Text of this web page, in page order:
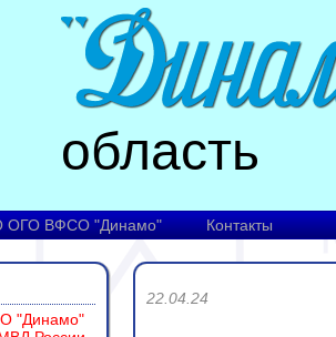
область
ВФСО "Динамо" Контакты
"Динамо"
22.04.24